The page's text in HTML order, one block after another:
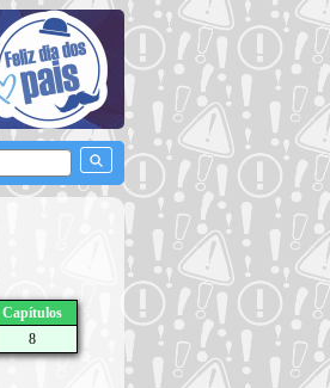
Capítulos
8